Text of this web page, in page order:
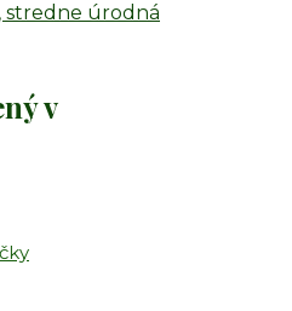
stredne úrodná
v